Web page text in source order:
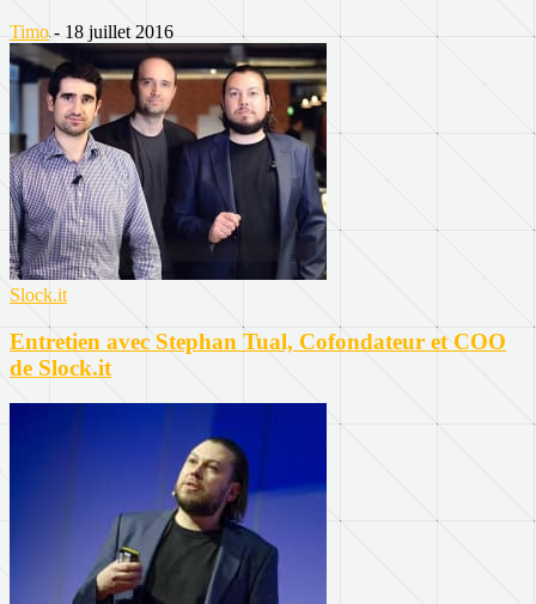
Timo - 18 juillet 2016
Slock.it
Entretien avec Stephan Tual, Cofondateur et COO
de Slock.it